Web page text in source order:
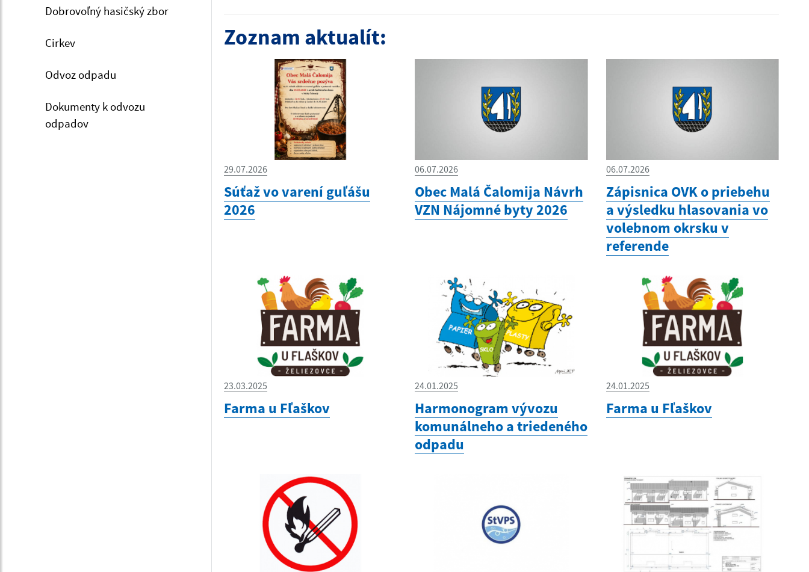
Dobrovoľný hasičský zbor
Cirkev
Odvoz odpadu
Dokumenty k odvozu
odpadov
Zoznam aktualít:
29.07.2026
Súťaž vo varení guľášu
2026
06.07.2026
Obec Malá Čalomija Návrh
VZN Nájomné byty 2026
06.07.2026
Zápisnica OVK o priebehu
a výsledku hlasovania vo
volebnom okrsku v
referende
23.03.2025
Farma u Fľaškov
24.01.2025
Harmonogram vývozu
komunálneho a triedeného
odpadu
24.01.2025
Farma u Fľaškov